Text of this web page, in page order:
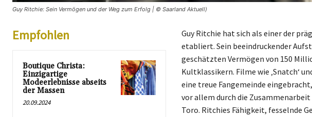
Guy Ritchie: Sein Vermögen und der Weg zum Erfolg | © Saarland Aktuell)
Empfohlen
Boutique Christa:
Einzigartige
Modeerlebnisse abseits
der Massen
20.09.2024
Guy Ritchie hat sich als einer der
etabliert. Sein beeindruckender
geschätzten Vermögen von 150
Kultklassikern. Filme wie ‚Snatch‘
eine treue Fangemeinde
vor allem durch die
Toro. Ritchies Fähigkeit, fesselnde